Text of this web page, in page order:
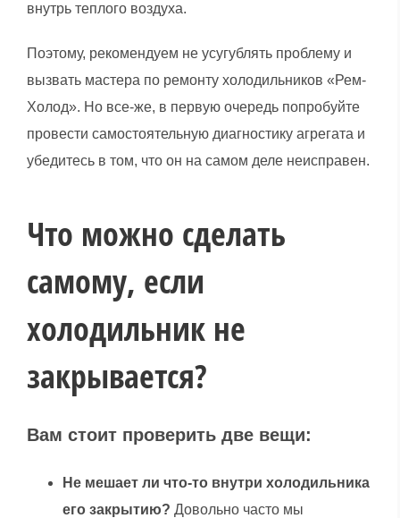
внутрь теплого воздуха.
Поэтому, рекомендуем не усугублять проблему и
вызвать мастера по ремонту холодильников «Рем-
Холод». Но все-же, в первую очередь попробуйте
провести самостоятельную диагностику агрегата и
убедитесь в том, что он на самом деле неисправен.
Что можно сделать
самому, если
холодильник не
закрывается?
Вам стоит проверить две вещи:
Не мешает ли что-то внутри холодильника
его закрытию? Довольно часто мы